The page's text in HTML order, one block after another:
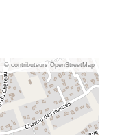
© contributeurs OpenStreetMap